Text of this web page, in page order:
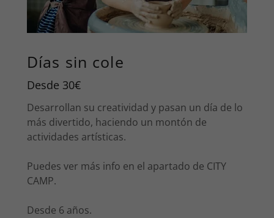
Días sin cole
Desde 30€
Desarrollan su creatividad y pasan un día de lo
más divertido, haciendo un montón de
actividades artísticas.
Puedes ver más info en el apartado de CITY
CAMP.
Desde 6 años.